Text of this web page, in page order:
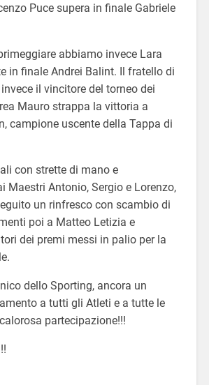
Puce supera in finale Gabriele
abbiamo invece Lara
in finale Andrei Balint. Il fratello di
invece il vincitore del torneo dei
Mauro strappa la vittoria a
campione uscente della Tappa di
con strette di mano e
Maestri Antonio, Sergio e Lorenzo,
un rinfresco con scambio di
poi a Matteo Letizia e
dei premi messi in palio per la
dello Sporting, ancora un
a tutti gli Atleti e a tutte le
partecipazione!!!